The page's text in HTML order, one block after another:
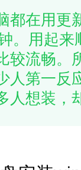
都在用更
。用起
较流畅。
人第一反
人想装，